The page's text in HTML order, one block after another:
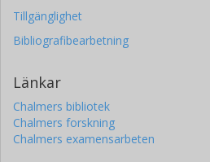
Tillgänglighet
Bibliografibearbetning
Länkar
Chalmers bibliotek
Chalmers forskning
Chalmers examensarbeten